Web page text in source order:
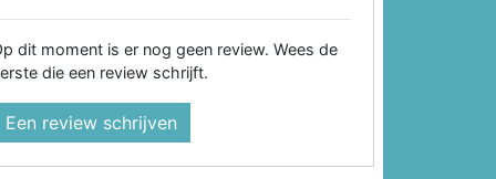
dit moment is er nog geen review. Wees de
die een review schrijft.
Een review schrijven